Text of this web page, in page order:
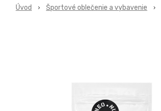
Úvod Športové oblečenie a vybavenie